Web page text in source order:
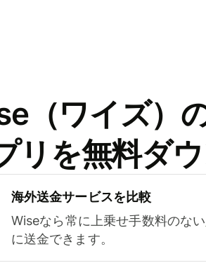
（ワイズ）
リを無料ダ
海外送金サービスを比較
Wiseなら常に上乗せ手数料のない
に送金できます。